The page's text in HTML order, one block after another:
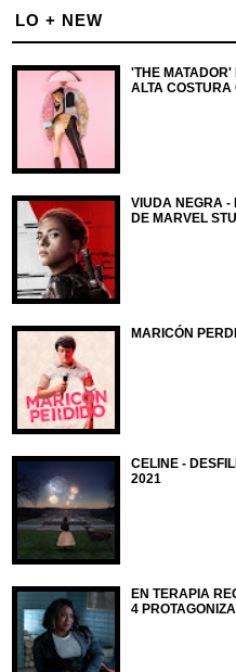
LO + NEW
'THE MATADOR'
ALTA COSTURA
VIUDA NEGRA -
DE MARVEL
MARICÓN
CELINE -
2021
EN TERAPIA
4